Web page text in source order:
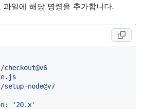
일에 해당 명령을 추가합니다.
node@v7
'20.x'